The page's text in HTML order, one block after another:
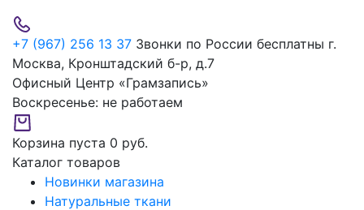
+7 (967) 256 13 37 Звонки по России бесплатны г.
Москва, Кронштадский б-р, д.7
Офисный Центр «Грамзапись»
Воскресенье: не работаем
Корзина пуста 0 руб.
Каталог товаров
Новинки магазина
Натуральные ткани